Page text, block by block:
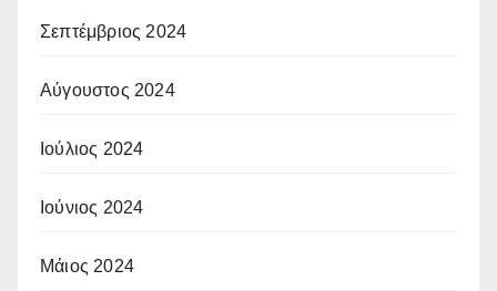
Σεπτέμβριος 2024
Αύγουστος 2024
Ιούλιος 2024
Ιούνιος 2024
Μάιος 2024